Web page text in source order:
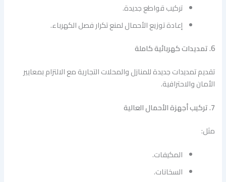
تركيب قواطع جديدة.
إعادة توزيع الأحمال لمنع تكرار فصل الكهرباء.
6. تمديدات كهربائية كاملة
تقديم تمديدات جديدة للمنازل والمحلات التجارية مع الالتزام بمعايير
الأمان والاحترافية.
7. تركيب أجهزة الأحمال العالية
مثل:
المكيفات.
السخانات.